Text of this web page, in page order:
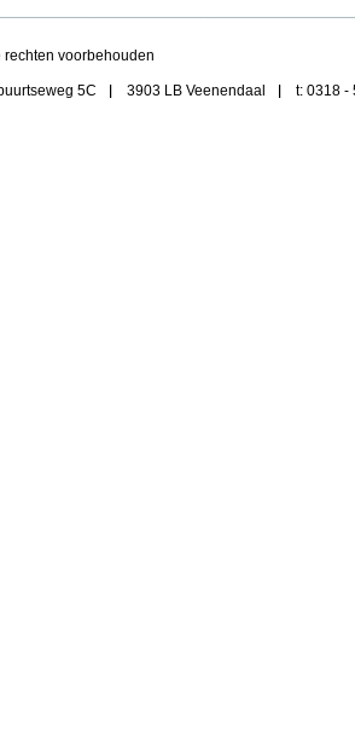
voorbehouden
5C 3903 LB Veenendaal t: 0318 -